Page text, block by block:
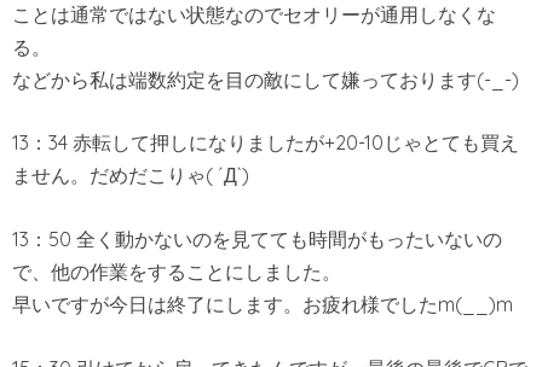
ことは通常ではない状態なのでセオリーが通用しなくな
る。
などから私は端数約定を目の敵にして嫌っております(-_-)
13：34 赤転して押しになりましたが+20-10じゃとても買え
ません。だめだこりゃ( ´Д`)
13：50 全く動かないのを見てても時間がもったいないの
で、他の作業をすることにしました。
早いですが今日は終了にします。お疲れ様でしたm(__)m